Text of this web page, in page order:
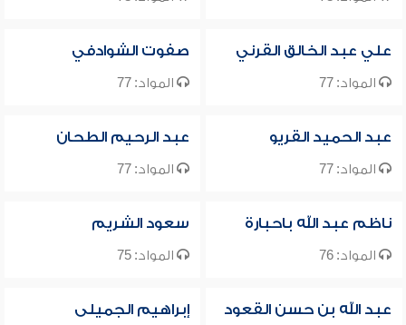
علي عبد الخالق القرني
المواد: 77
صفوت الشوادفي
المواد: 77
عبد الحميد القريو
المواد: 77
عبد الرحيم الطحان
المواد: 77
ناظم عبد الله باحبارة
المواد: 76
سعود الشريم
المواد: 75
عبد الله بن حسن القعود إبراهيم الجميلى